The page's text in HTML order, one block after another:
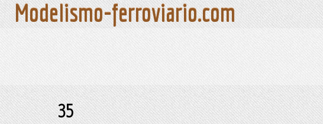
Modelismo-ferroviario.com
35